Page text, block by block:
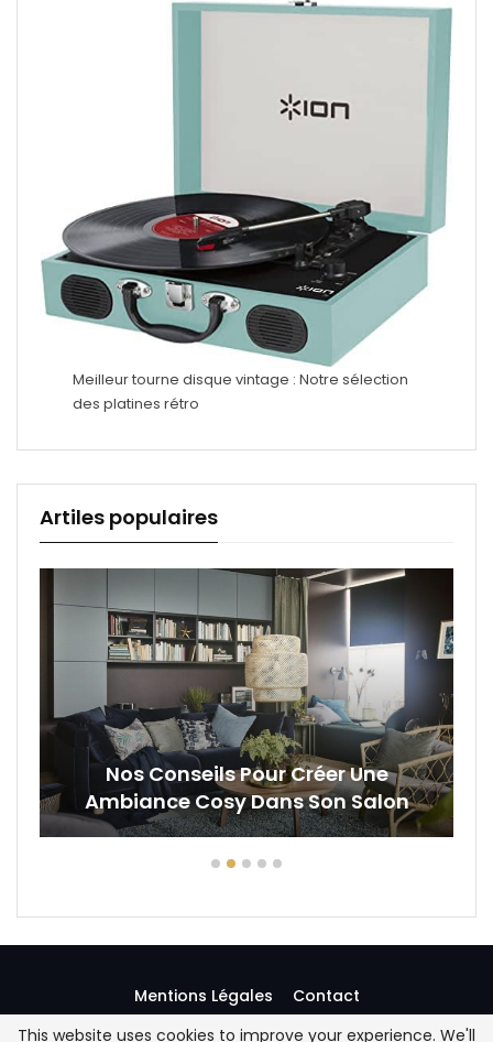
Meilleur tourne disque vintage : Notre sélection
des platines rétro
Artiles populaires
Nos Conseils Pour Créer Une
Ambiance Cosy Dans Son Salon
Mentions Légales
Contact
This website uses cookies to improve your experience. We'll